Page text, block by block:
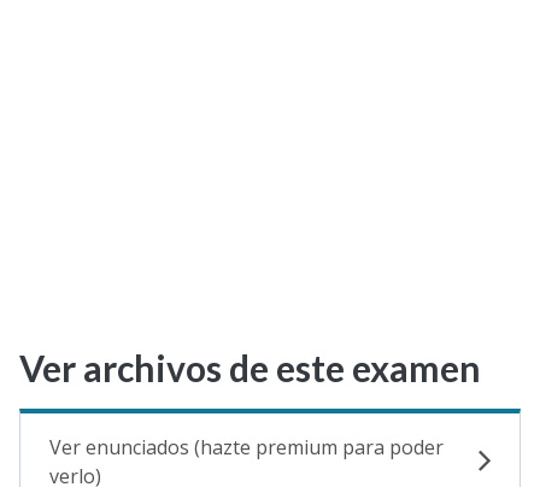
Ver archivos de este examen
Ver enunciados (hazte premium para poder
verlo)